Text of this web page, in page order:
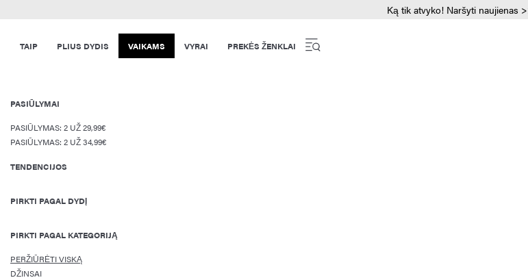
Ką tik atvyko! Naršyti naujienas
TAIP PLIUS DYDIS VAIKAMS VYRAI PREKĖS ŽENKLAI
PASIŪLYMAI
PASIŪLYMAS: 2 UŽ 29,99€
PASIŪLYMAS: 2 UŽ 34,99€
TENDENCIJOS
PIRKTI PAGAL DYDĮ
PIRKTI PAGAL KATEGORIJĄ
PERŽIŪRĖTI VISKĄ
DŽINSAI